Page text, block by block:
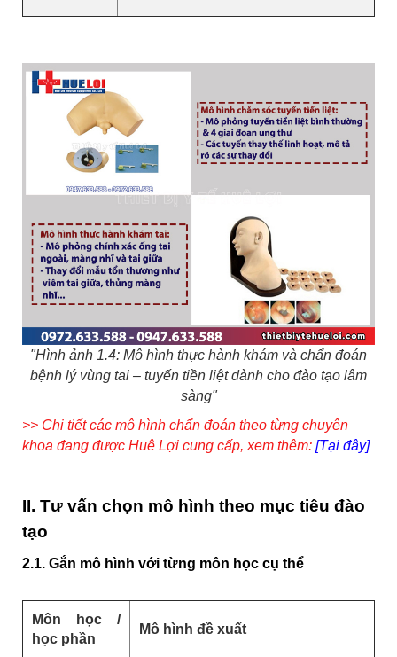
"Hình ảnh 1.4: Mô hình thực hành khám và chẩn đoán
bệnh lý vùng tai – tuyến tiền liệt dành cho đào tạo lâm
sàng"
>> Chi tiết các mô hình chẩn đoán theo từng chuyên
khoa đang được Huê Lợi cung cấp, xem thêm: [Tại đây]
II. Tư vấn chọn mô hình theo mục tiêu đào
tạo
2.1. Gắn mô hình với từng môn học cụ thể
Môn học /
học phần
Mô hình đề xuất